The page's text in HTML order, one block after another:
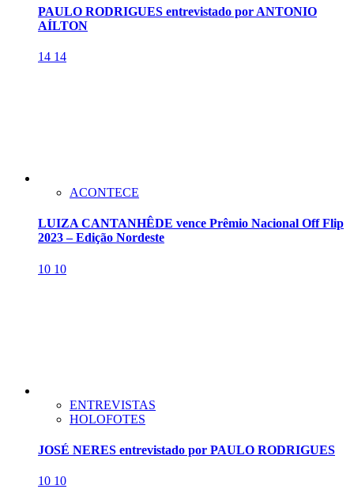
PAULO RODRIGUES entrevistado por ANTONIO
AÍLTON
14 14
ACONTECE
LUIZA CANTANHÊDE vence Prêmio Nacional Off Flip
2023 – Edição Nordeste
10 10
ENTREVISTAS
HOLOFOTES
JOSÉ NERES entrevistado por PAULO RODRIGUES
10 10